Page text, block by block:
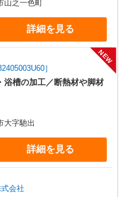
山之一色町
詳細を見る
］
NEW
浴槽の加工／断熱材や脚材
大字馳出
詳細を見る
会社